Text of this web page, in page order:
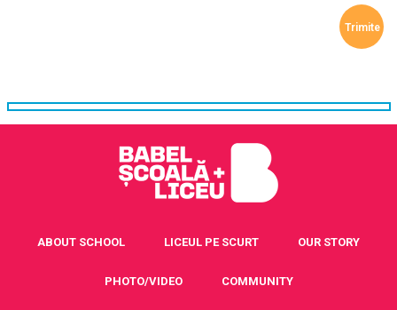
ABOUT SCHOOL LICEUL PE SCURT OUR STORY
PHOTO/VIDEO COMMUNITY